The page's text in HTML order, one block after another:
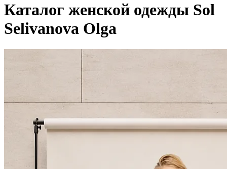
Каталог женской одежды Sol
Selivanova Olga